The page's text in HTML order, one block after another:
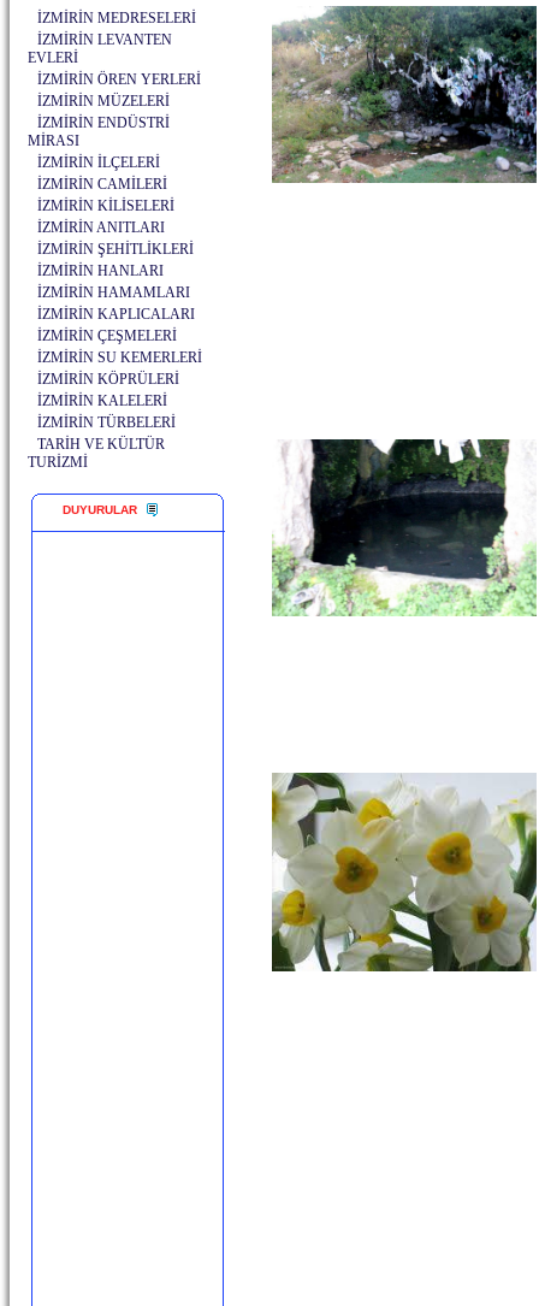
İZMİRİN MEDRESELERİ
İZMİRİN LEVANTEN
EVLERİ
İZMİRİN ÖREN YERLERİ
İZMİRİN MÜZELERİ
İZMİRİN ENDÜSTRİ
MİRASI
İZMİRİN İLÇELERİ
İZMİRİN CAMİLERİ
İZMİRİN KİLİSELERİ
İZMİRİN ANITLARI
İZMİRİN ŞEHİTLİKLERİ
İZMİRİN HANLARI
İZMİRİN HAMAMLARI
İZMİRİN KAPLICALARI
İZMİRİN ÇEŞMELERİ
İZMİRİN SU KEMERLERİ
İZMİRİN KÖPRÜLERİ
İZMİRİN KALELERİ
İZMİRİN TÜRBELERİ
TARİH VE KÜLTÜR
TURİZMİ
DUYURULAR